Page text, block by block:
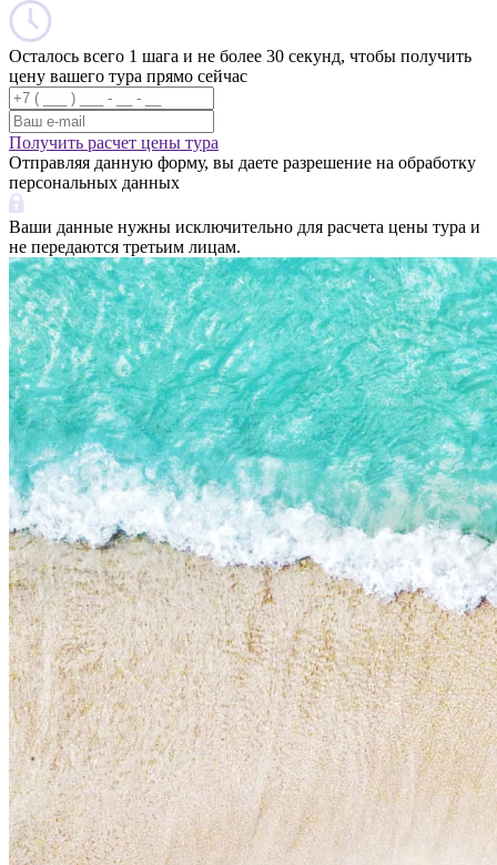
Осталось всего 1 шага и не более 30 секунд, чтобы получить
цену вашего тура прямо сейчас
Получить расчет цены тура
Отправляя данную форму, вы даете разрешение на обработку
персональных данных
Ваши данные нужны исключительно для расчета цены тура и
не передаются третьим лицам.